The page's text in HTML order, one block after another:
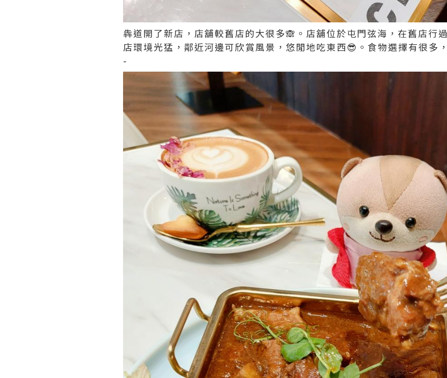
犇道開了新店，店舖較舊店的大很多🙈。店舖位於屯門弦海，在舊店行
店環境光猛，鄰近河邊可欣賞風景，悠閒地吃東西😎。食物選擇有很多
-